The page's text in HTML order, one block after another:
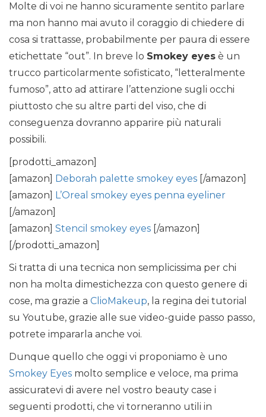
Molte di voi ne hanno sicuramente sentito parlare
ma non hanno mai avuto il coraggio di chiedere di
cosa si trattasse, probabilmente per paura di essere
etichettate “out”. In breve lo Smokey eyes è un
trucco particolarmente sofisticato, “letteralmente
fumoso”, atto ad attirare l’attenzione sugli occhi
piuttosto che su altre parti del viso, che di
conseguenza dovranno apparire più naturali
possibili.
[prodotti_amazon]
[amazon] Deborah palette smokey eyes [/amazon]
[amazon] L’Oreal smokey eyes penna eyeliner
[/amazon]
[amazon] Stencil smokey eyes [/amazon]
[/prodotti_amazon]
Si tratta di una tecnica non semplicissima per chi
non ha molta dimestichezza con questo genere di
cose, ma grazie a ClioMakeup, la regina dei tutorial
su Youtube, grazie alle sue video-guide passo passo,
potrete impararla anche voi.
Dunque quello che oggi vi proponiamo è uno
Smokey Eyes molto semplice e veloce, ma prima
assicuratevi di avere nel vostro beauty case i
seguenti prodotti, che vi torneranno utili in